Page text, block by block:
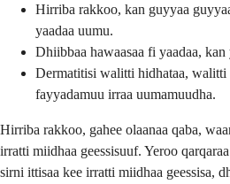
Hirriba rakkoo, kan guyyaa
yaadaa uumu.
Dhiibbaa hawaasaa fi yaadaa,
Dermatitisi walitti hidhataa, walitti
fayyadamuu irraa uumamuudha.
Hirriba rakkoo, gahee olaanaa qaba,
irratti miidhaa geessisuuf. Yeroo
sirni ittisaa kee irratti miidhaa geessisa,